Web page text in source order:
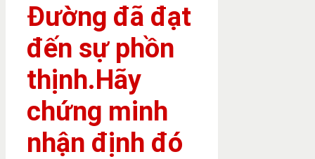
Đường đã đạt
đến sự phồn
thịnh.Hãy
chứng minh
nhận định đó